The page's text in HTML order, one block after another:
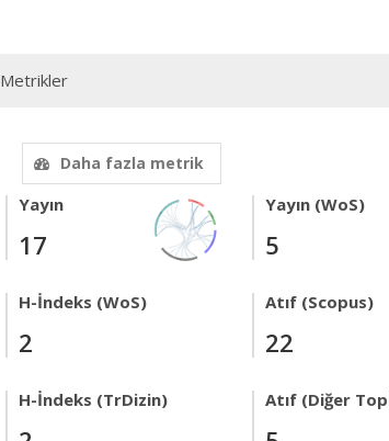
Metrikler
Daha fazla metrik
Yayın
17
Yayın (WoS)
5
H-İndeks (WoS)
2
Atıf (Scopus)
22
H-İndeks (TrDizin) Atıf (Diğer